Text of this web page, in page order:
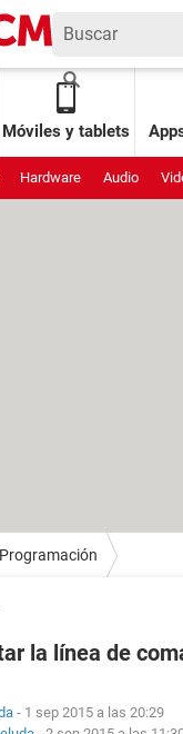
Móviles y tablets
Hardware Audio
Programación
la línea de
- 1 sep 2015 a las 20:29